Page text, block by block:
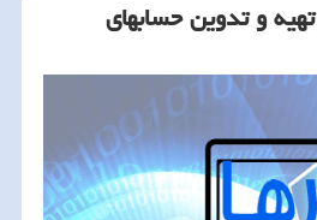
و تدوین حسابهای